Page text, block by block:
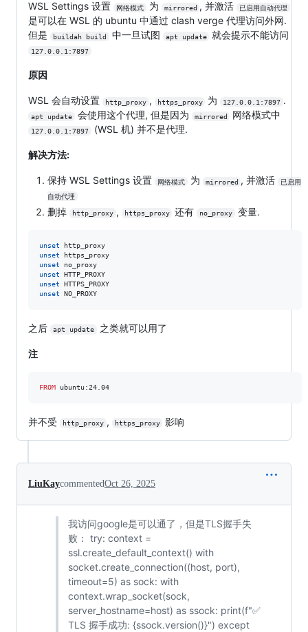
WSL Settings 设置 网络模式 为 mirrored , 并激活 已启用自动代理
是可以在 WSL 的 ubuntu 中通过 clash verge 代理访问外网.
但是
buildah build 中一旦试图 apt update 就会提示不能访问
127.0.0.1:7897
原因
WSL 会自动设置 http_proxy , https_proxy 为 127.0.0.1:7897 .
apt update 会使用这个代理, 但是因为 mirrored 网络模式中
127.0.0.1:7897 (WSL 机) 并不是代理.
解决方法:
保持 WSL Settings 设置 网络模式 为 mirrored , 并激活
已启用
自动代理
删掉 http_proxy , https_proxy 还有 no_proxy 变量.
unset
unset
unset
unset
unset
unset
之后 apt update 之类就可以用了
注
FROM ubuntu:24.04
并不受 http_proxy , https_proxy 影响
LiuKaycommentedOct 26, 2025
我访问google是可以通了，但是TLS握手失
败： try: context =
ssl.create_default_context() with
socket.create_connection((host, port),
timeout=5) as sock: with
context.wrap_socket(sock,
server_hostname=host) as ssock: print(f"✅
TLS 握手成功: {ssock.version()}") except